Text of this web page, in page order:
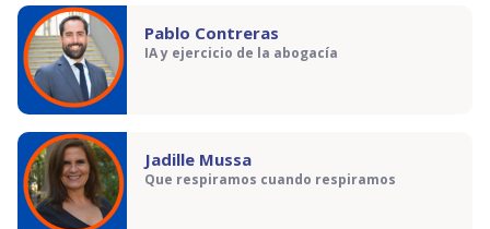
Pablo Contreras
IA y ejercicio de la abogacía
Jadille Mussa
Que respiramos cuando respiramos